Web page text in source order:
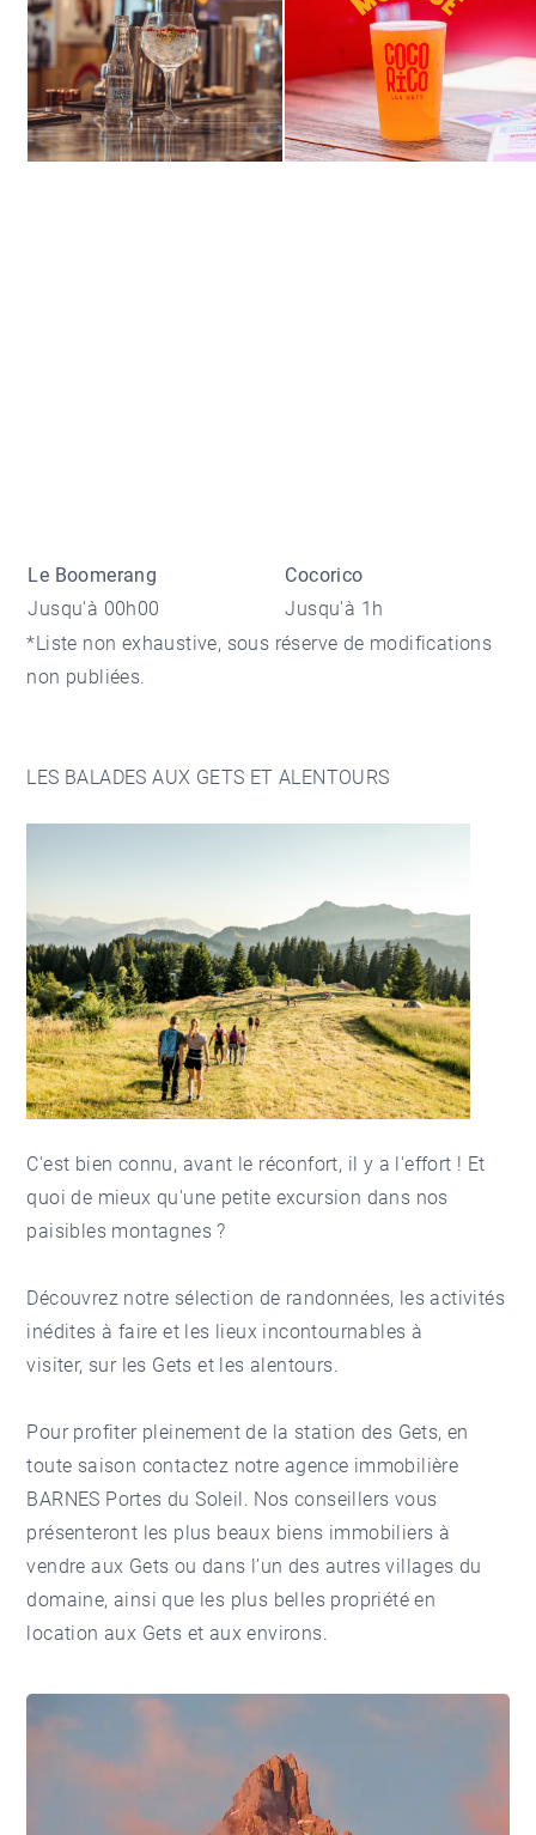
Le Boomerang
Jusqu'à 00h00
Cocorico
Jusqu'à 1h
*Liste non exhaustive, sous réserve de modifications
non publiées.
LES BALADES AUX GETS ET ALENTOURS
C'est bien connu, avant le réconfort, il y a l'effort ! Et
quoi de mieux qu'une petite excursion dans nos
paisibles montagnes ?
Découvrez notre sélection de randonnées, les activités
inédites à faire et les lieux incontournables à
visiter, sur les Gets et les alentours.
Pour profiter pleinement de la station des Gets, en
toute saison contactez notreagence immobilière
BARNES Portes du Soleil. Nos conseillers vous
présenteront les plus beaux biens immobiliers à
vendre aux Gets ou dans l’un des autres villages du
domaine, ainsi que les plus belles propriété en
location aux Gets et aux environs.